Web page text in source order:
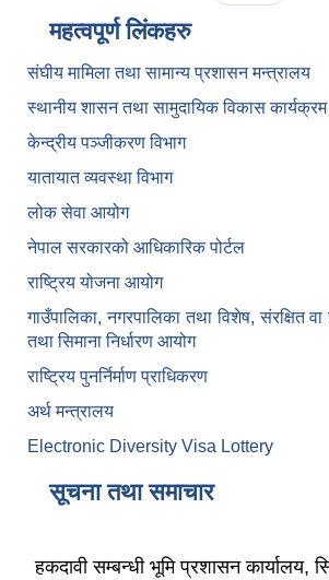
महत्वपूर्ण लिंकहरु
संघीय मामिला तथा सामान्य प्रशासन मन्त्रालय
स्थानीय शासन तथा सामुदायिक विकास
केन्द्रीय पञ्जीकरण विभाग
यातायात व्यवस्था विभाग
लोक सेवा आयोग
नेपाल सरकारको आधिकारिक पोर्टल
राष्ट्रिय योजना आयोग
गाउँपालिका, नगरपालिका तथा विशेष, संरक्षित
तथा सिमाना निर्धारण आयोग
राष्ट्रिय पुनर्निर्माण प्राधिकरण
अर्थ मन्त्रालय
Electronic Diversity Visa Lottery
सूचना तथा समाचार
हकदावी सम्बन्धी भूमि प्रशासन कार्यालय,